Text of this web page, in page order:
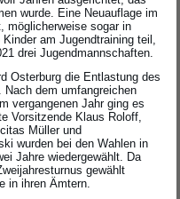
wurde. Eine Neuauflage im
möglicherweise sogar in
am Jugendtraining teil,
drei Jugendmannschaften.
Osterburg die Entlastung des
Nach dem umfangreichen
vergangenen Jahr ging es
Vorsitzende Klaus Roloff,
Müller und
wurden bei den Wahlen in
Jahre wiedergewählt. Da
gewählt
in ihren Ämtern.